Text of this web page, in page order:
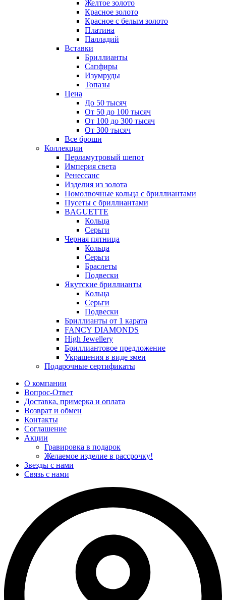
Желтое золото
Красное золото
Красное с белым золото
Платина
Палладий
Вставки
Бриллианты
Сапфиры
Изумруды
Топазы
Цена
До 50 тысяч
От 50 до 100 тысяч
От 100 до 300 тысяч
От 300 тысяч
Все броши
Коллекции
Перламутровый шепот
Империя света
Ренессанс
Изделия из золота
Помолвочные кольца с бриллиантами
Пусеты с бриллиантами
BAGUETTE
Кольца
Серьги
Черная пятница
Кольца
Серьги
Браслеты
Подвески
Якутские бриллианты
Кольца
Серьги
Подвески
Бриллианты от 1 карата
FANCY DIAMONDS
High Jewellery
Бриллиантовое предложение
Украшения в виде змеи
Подарочные сертификаты
О компании
Вопрос-Ответ
Доставка, примерка и оплата
Возврат и обмен
Контакты
Соглашение
Акции
Гравировка в подарок
Желаемое изделие в рассрочку!
Звезды с нами
Связь с нами